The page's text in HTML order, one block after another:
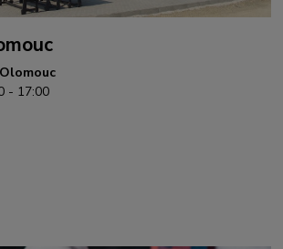
- 17:00